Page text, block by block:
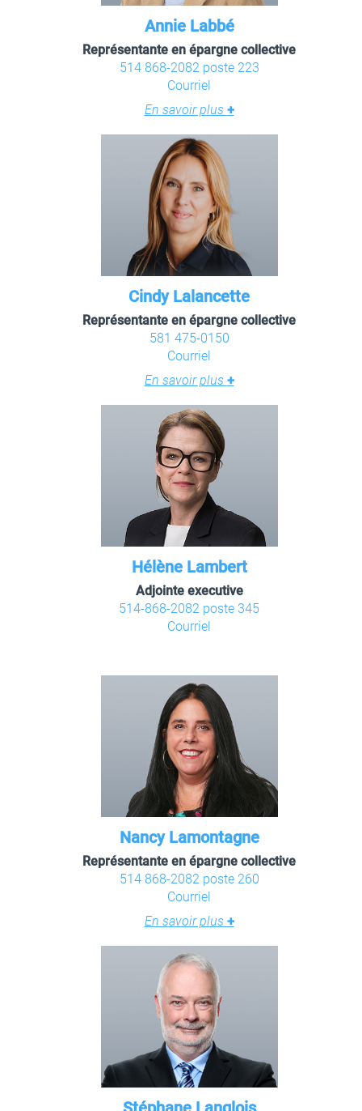
Annie Labbé
Représentante en épargne collective
514 868-2082 poste 223
Courriel
En savoir plus +
Cindy Lalancette
Représentante en épargne collective
581 475-0150
Courriel
En savoir plus +
Hélène Lambert
Adjointe executive
514-868-2082 poste 345
Courriel
Nancy Lamontagne
Représentante en épargne collective
514 868-2082 poste 260
Courriel
En savoir plus +